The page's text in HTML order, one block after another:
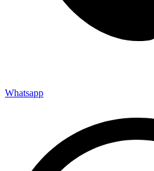
Whatsapp